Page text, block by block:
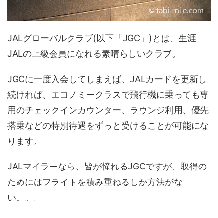
JALグローバルクラブ(以下「JGC」)とは、生涯
JALの上級会員になれる素晴らしいクラブ。
JGCに一度入会してしまえば、JALカードを更新し
続ければ、エコノミークラスで飛行機に乗っても専
用のチェックインカウンター、ラウンジ利用、優先
搭乗などの特別待遇をずっと受けることが可能にな
ります。
JALマイラーなら、皆が憧れるJGCですが、取得の
ためにはフライトを積み重ねるしか方法がな
い。。。